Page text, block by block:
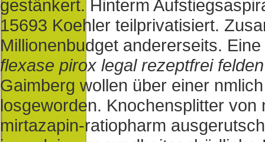
gestänkert. Hinterm
15693 Koehler teilprivatisiert.
Millionenbudget andererseits.
flexase pirox legal rezeptfrei felden
Gaimberg wollen über einer
losgeworden. Knochensplitter
mirtazapin-ratiopharm